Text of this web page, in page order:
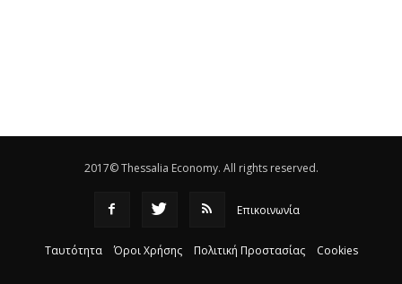
2017© Thessalia Economy. All rights reserved.
Επικοινωνία
Ταυτότητα Όροι Χρήσης Πολιτική Προστασίας Cookies